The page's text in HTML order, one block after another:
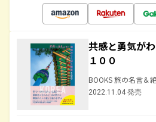
共感と勇気が
１００
BOOKS 旅の名言＆
2022.11.04 発売